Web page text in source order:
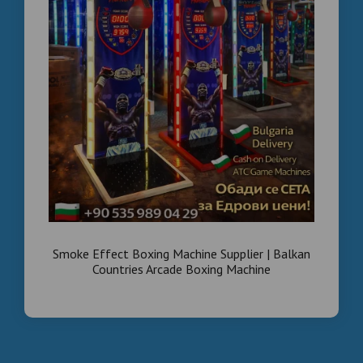
Smoke Effect Boxing Machine Supplier | Balkan
Countries Arcade Boxing Machine